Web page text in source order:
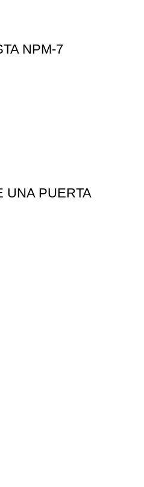
NPM-7
UNA PUERTA